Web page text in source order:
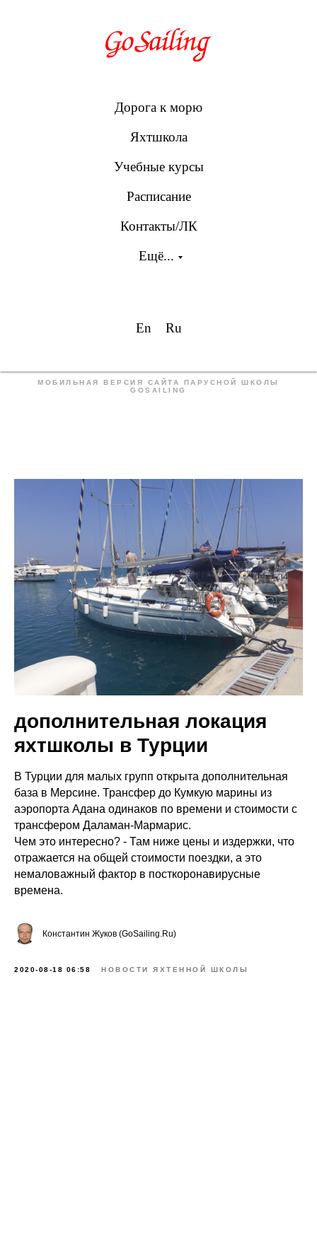
Дорога к морю
Яхтшкола
Учебные курсы
Расписание
Контакты/ЛК
Ещё...
En Ru
МОБИЛЬНАЯ ВЕРСИЯ САЙТА ПАРУСНОЙ ШКОЛЫ
GOSAILING
дополнительная локация
яхтшколы в Турции
В Турции для малых групп открыта дополнительная
база в Мерсине. Трансфер до Кумкую марины из
аэропорта Адана одинаков по времени и стоимости с
трансфером Даламан-Мармарис.
Чем это интересно? - Там ниже цены и издержки, что
отражается на общей стоимости поездки, а это
немаловажный фактор в посткоронавирусные
времена.
Константин Жуков (GoSailing.Ru)
2020-08-18 06:58 НОВОСТИ ЯХТЕННОЙ ШКОЛЫ